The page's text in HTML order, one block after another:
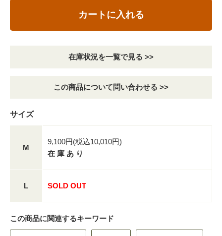
カートに入れる
在庫状況を一覧で見る >>
この商品について問い合わせる >>
サイズ
M
9,100円(税込10,010円)
在 庫 あ り
L SOLD OUT
この商品に関連するキーワード